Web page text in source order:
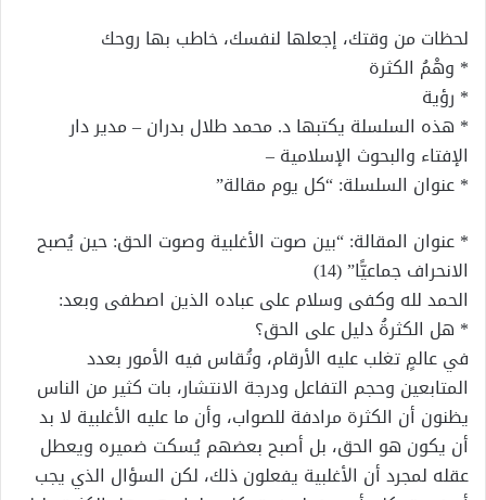
لحظات من وقتك، إجعلها لنفسك، خاطب بها روحك
* وهْمُ الكثرة
* رؤية
* هذه السلسلة يكتبها د. محمد طلال بدران – مدير دار
الإفتاء والبحوث الإسلامية –
* عنوان السلسلة: “كل يوم مقالة”
* عنوان المقالة: “بين صوت الأغلبية وصوت الحق: حين يُصبح
الانحراف جماعيًّا” (14)
الحمد لله وكفى وسلام على عباده الذين اصطفى وبعد:
* هل الكثرةُ دليل على الحق؟
في عالمٍ تغلب عليه الأرقام، وتُقاس فيه الأمور بعدد
المتابعين وحجم التفاعل ودرجة الانتشار، بات كثير من الناس
يظنون أن الكثرة مرادفة للصواب، وأن ما عليه الأغلبية لا بد
أن يكون هو الحق، بل أصبح بعضهم يُسكت ضميره ويعطل
عقله لمجرد أن الأغلبية يفعلون ذلك، لكن السؤال الذي يجب